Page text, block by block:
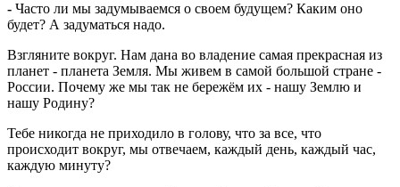
- Часто ли мы задумываемся о своем будущем? Каким оно
будет? А задуматься надо.
Взгляните вокруг. Нам дана во владение самая прекрасная из
планет - планета Земля. Мы живем в самой большой стране -
России. Почему же мы так не бережём их - нашу Землю и
нашу Родину?
Тебе никогда не приходило в голову, что за все, что
происходит вокруг, мы отвечаем, каждый день, каждый час,
каждую минуту?